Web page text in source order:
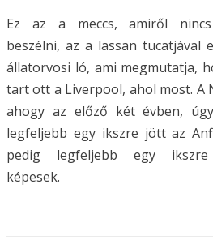
Ez az a meccs, amiről
beszélni, az a lassan tucatjával
állatorvosi ló, ami megmutatja,
tart ott a Liverpool, ahol most. A
ahogy az előző két évben,
legfeljebb egy ikszre jött az
pedig legfeljebb egy
képesek.